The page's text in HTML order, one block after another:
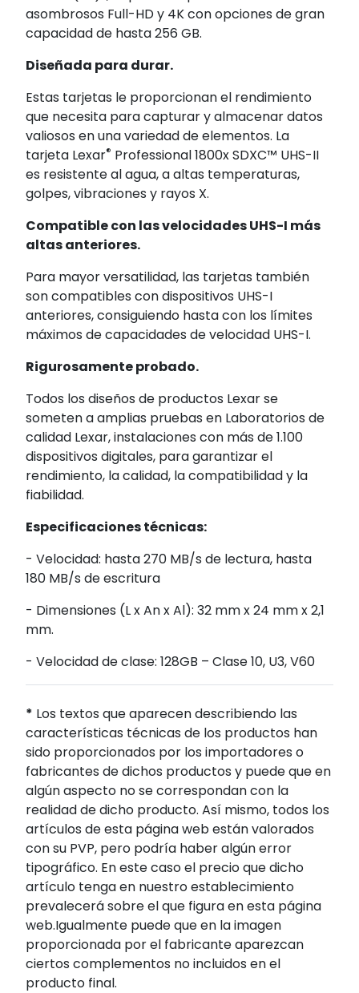
asombrosos Full-HD y 4K con opciones de gran
capacidad de hasta 256 GB.
Diseñada para durar.
Estas tarjetas le proporcionan el rendimiento
que necesita para capturar y almacenar datos
valiosos en una variedad de elementos. La
tarjeta Lexar® Professional 1800x SDXC™ UHS-II
es resistente al agua, a altas temperaturas,
golpes, vibraciones y rayos X.
Compatible con las velocidades UHS-I más
altas anteriores.
Para mayor versatilidad, las tarjetas también
son compatibles con dispositivos UHS-I
anteriores, consiguiendo hasta con los límites
máximos de capacidades de velocidad UHS-I.
Rigurosamente probado.
Todos los diseños de productos Lexar se
someten a amplias pruebas en Laboratorios de
calidad Lexar, instalaciones con más de 1.100
dispositivos digitales, para garantizar el
rendimiento, la calidad, la compatibilidad y la
fiabilidad.
Especificaciones técnicas:
- Velocidad: hasta 270 MB/s de lectura, hasta
180 MB/s de escritura
- Dimensiones (L x An x Al): 32 mm x 24 mm x 2,1
mm.
- Velocidad de clase: 128GB – Clase 10, U3, V60
* Los textos que aparecen describiendo las
características técnicas de los productos han
sido proporcionados por los importadores o
fabricantes de dichos productos y puede que en
algún aspecto no se correspondan con la
realidad de dicho producto. Así mismo, todos los
artículos de esta página web están valorados
con su PVP, pero podría haber algún error
tipográfico. En este caso el precio que dicho
artículo tenga en nuestro establecimiento
prevalecerá sobre el que figura en esta página
web.Igualmente puede que en la imagen
proporcionada por el fabricante aparezcan
ciertos complementos no incluidos en el
producto final.